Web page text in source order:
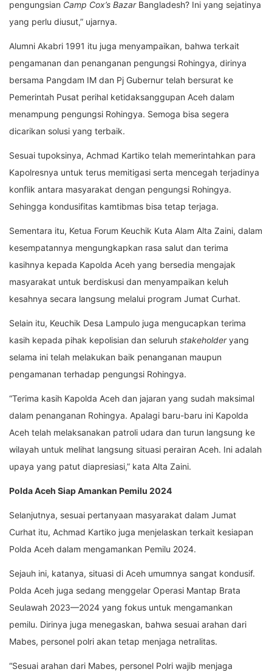
pengungsian Camp Cox’s BazarBangladesh? Ini yang sejatinya
yang perlu diusut,” ujarnya.
Alumni Akabri 1991 itu juga menyampaikan, bahwa terkait
pengamanan dan penanganan pengungsi Rohingya, dirinya
bersama Pangdam IM dan Pj Gubernur telah bersurat ke
Pemerintah Pusat perihal ketidaksanggupan Aceh dalam
menampung pengungsi Rohingya. Semoga bisa segera
dicarikan solusi yang terbaik.
Sesuai tupoksinya, Achmad Kartiko telah memerintahkan para
Kapolresnya untuk terus memitigasi serta mencegah terjadinya
konflik antara masyarakat dengan pengungsi Rohingya.
Sehingga kondusifitas kamtibmas bisa tetap terjaga.
Sementara itu, Ketua Forum Keuchik Kuta Alam Alta Zaini, dalam
kesempatannya mengungkapkan rasa salut dan terima
kasihnya kepada Kapolda Aceh yang bersedia mengajak
masyarakat untuk berdiskusi dan menyampaikan keluh
kesahnya secara langsung melalui program Jumat Curhat.
Selain itu, Keuchik Desa Lampulo juga mengucapkan terima
kasih kepada pihak kepolisian dan seluruh stakeholderyang
selama ini telah melakukan baik penanganan maupun
pengamanan terhadap pengungsi Rohingya.
“Terima kasih Kapolda Aceh dan jajaran yang sudah maksimal
dalam penanganan Rohingya. Apalagi baru-baru ini Kapolda
Aceh telah melaksanakan patroli udara dan turun langsung ke
wilayah untuk melihat langsung situasi perairan Aceh. Ini adalah
upaya yang patut diapresiasi,” kata Alta Zaini.
Polda Aceh Siap Amankan Pemilu 2024
Selanjutnya, sesuai pertanyaan masyarakat dalam Jumat
Curhat itu, Achmad Kartiko juga menjelaskan terkait kesiapan
Polda Aceh dalam mengamankan Pemilu 2024.
Sejauh ini, katanya, situasi di Aceh umumnya sangat kondusif.
Polda Aceh juga sedang menggelar Operasi Mantap Brata
Seulawah 2023—2024 yang fokus untuk mengamankan
pemilu. Dirinya juga menegaskan, bahwa sesuai arahan dari
Mabes, personel polri akan tetap menjaga netralitas.
“Sesuai arahan dari Mabes, personel Polri wajib menjaga